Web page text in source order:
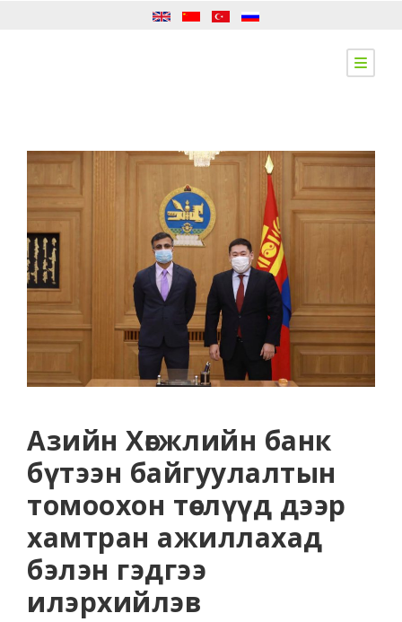
Азийн Хөгжлийн банк
бүтээн байгуулалтын
томоохон төслүүд дээр
хамтран ажиллахад
бэлэн гэдгээ
илэрхийлэв